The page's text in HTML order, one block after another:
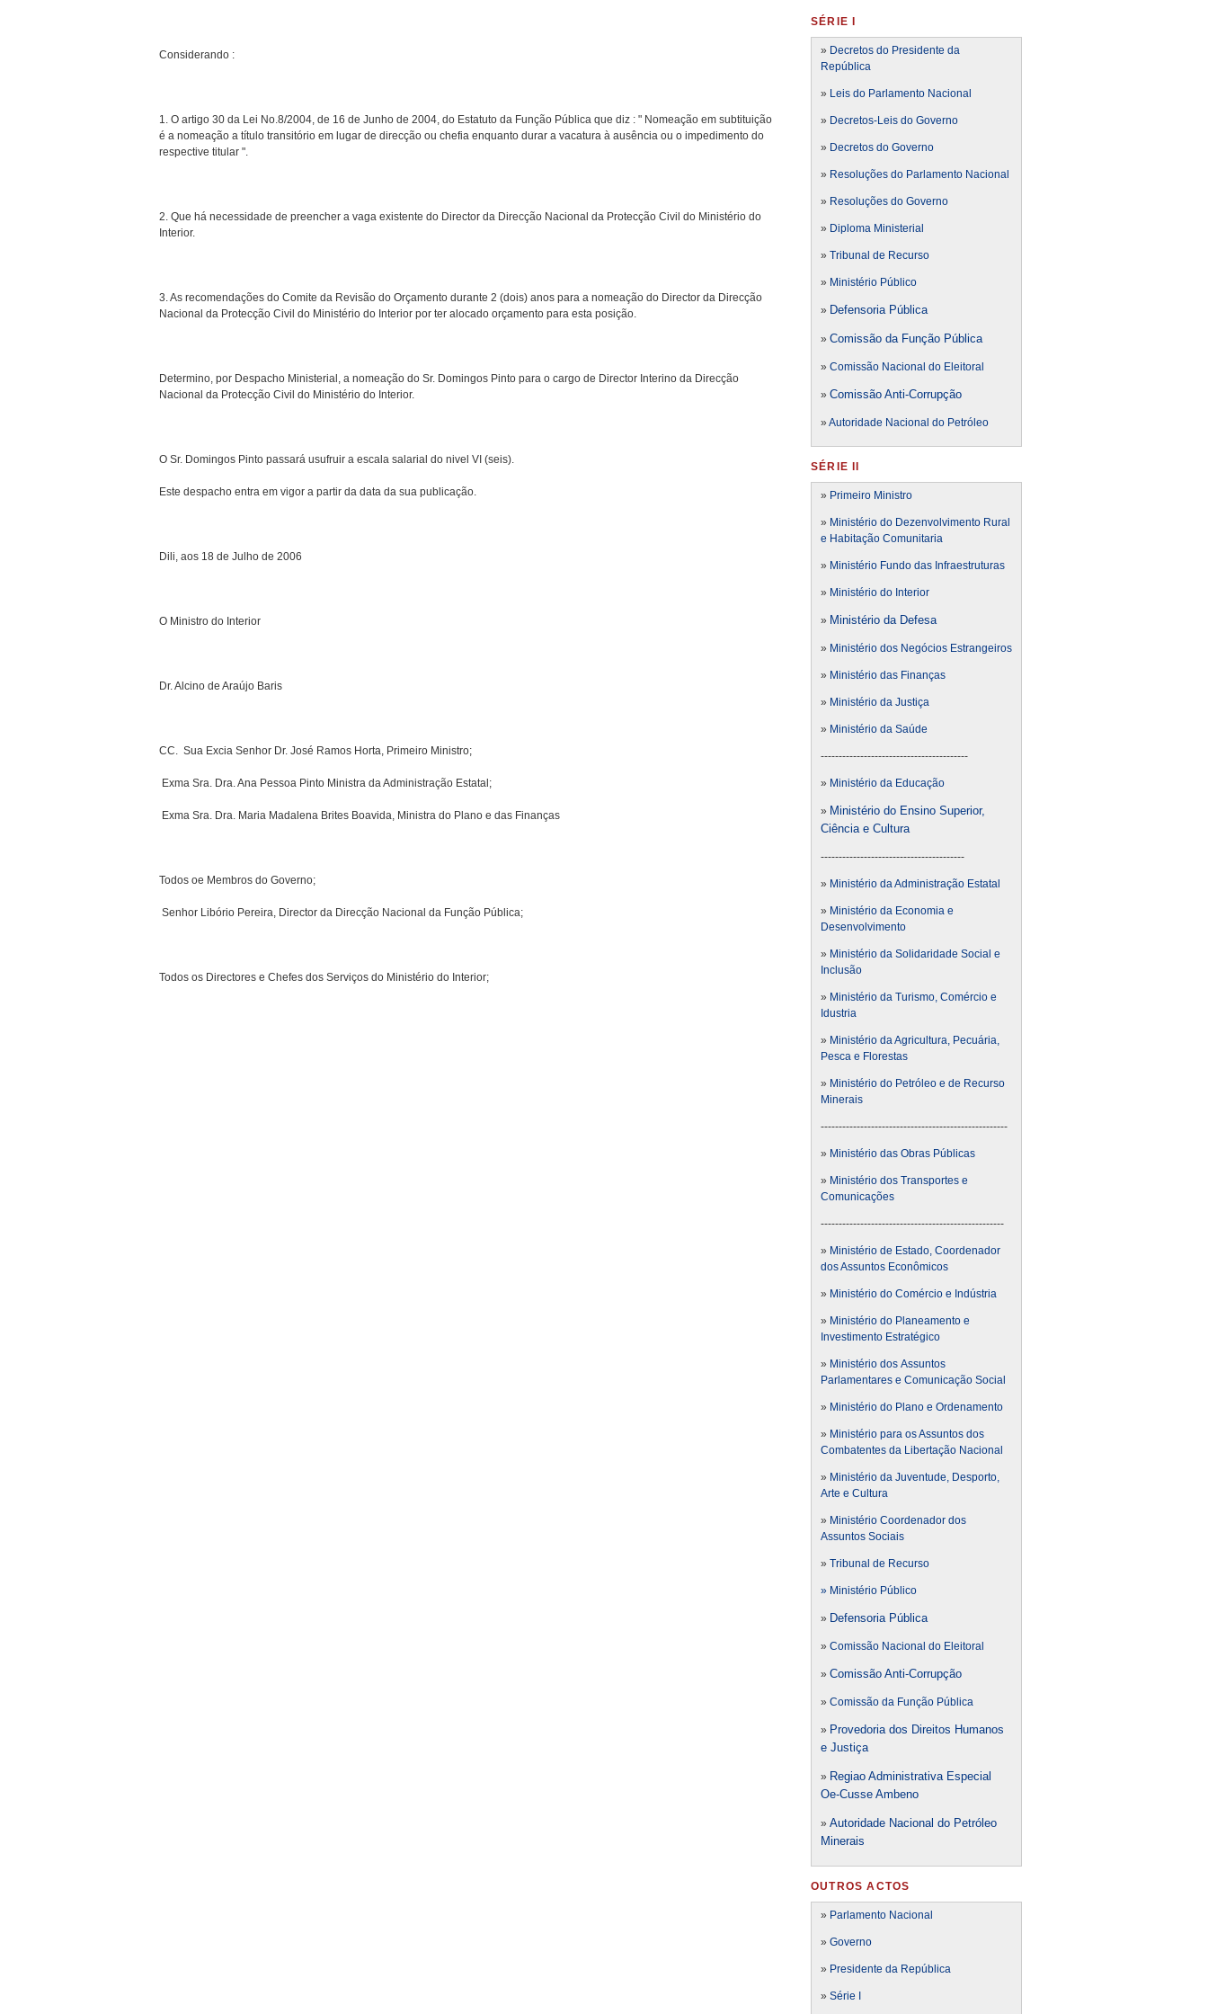
Considerando :
1. O artigo 30 da Lei No.8/2004, de 16 de Junho de 2004, do Estatuto da Função Pública que diz : " Nomeação em subtituição
é a nomeação a título transitório em lugar de direcção ou chefia enquanto durar a vacatura à ausência ou o impedimento do
respective titular ".
2. Que há necessidade de preencher a vaga existente do Director da Direcção Nacional da Protecção Civil do Ministério do
Interior.
3. As recomendações do Comite da Revisão do Orçamento durante 2 (dois) anos para a nomeação do Director da Direcção
Nacional da Protecção Civil do Ministério do Interior por ter alocado orçamento para esta posição.
Determino, por Despacho Ministerial, a nomeação do Sr. Domingos Pinto para o cargo de Director Interino da Direcção
Nacional da Protecção Civil do Ministério do Interior.
O Sr. Domingos Pinto passará usufruir a escala salarial do nivel VI (seis).
Este despacho entra em vigor a partir da data da sua publicação.
Dili, aos 18 de Julho de 2006
O Ministro do Interior
Dr. Alcino de Araújo Baris
CC. ­ Sua Excia Senhor Dr. José Ramos Horta, Primeiro Mi­nistro;
­ Exma Sra. Dra. Ana Pessoa Pinto Ministra da Admi­nistração Estatal;
­ Exma Sra. Dra. Maria Madalena Brites Boavida, Ministra do Plano e das Finanças
Todos oe Membros do Governo;
­ Senhor Libório Pereira, Director da Direcção Nacional da Função Pública;
Todos os Directores e Chefes dos Serviços do Minis­tério do Interior;
SÉRIE I
» Decretos do Presidente da
República
» Leis do Parlamento Nacional
» Decretos-Leis do Governo
» Decretos do Governo
» Resoluções do Parlamento Nacional
» Resoluções do Governo
» Diploma Ministerial
» Tribunal de Recurso
» Ministério Público
» Defensoria Pública
» Comissão da Função Pública
» Comissão Nacional do Eleitoral
» Comissão Anti-Corrupção
» Autoridade Nacional do Petróleo
SÉRIE II
» Primeiro Ministro
» Ministério do Dezenvolvimento Rural
e Habitação Comunitaria
» Ministério Fundo das Infraestruturas
» Ministério do Interior
» Ministério da Defesa
» Ministério dos Negócios Estrangeiros
» Ministério das Finanças
» Ministério da Justiça
» Ministério da Saúde
-----------------------------------------
» Ministério da Educação
» Ministério do Ensino Superior,
Ciência e Cultura
----------------------------------------
» Ministério da Administração Estatal
» Ministério da Economia e
Desenvolvimento
» Ministério da Solidaridade Social e
Inclusão
» Ministério da Turismo, Comércio e
Idustria
» Ministério da Agricultura, Pecuária,
Pesca e Florestas
» Ministério do Petróleo e de Recurso
Minerais
----------------------------------------------------
» Ministério das Obras Públicas
» Ministério dos Transportes e
Comunicações
---------------------------------------------------
» Ministério de Estado, Coordenador
dos Assuntos Econômicos
» Ministério do Comércio e Indústria
» Ministério do Planeamento e
Investimento Estratégico
» Ministério dos Assuntos
Parlamentares e Comunicação Social
» Ministério do Plano e Ordenamento
» Ministério para os Assuntos dos
Combatentes da Libertação Nacional
» Ministério da Juventude, Desporto,
Arte e Cultura
» Ministério Coordenador dos
Assuntos Sociais
» Tribunal de Recurso
» Ministério Público
» Defensoria Pública
» Comissão Nacional do Eleitoral
» Comissão Anti-Corrupção
» Comissão da Função Pública
» Provedoria dos Direitos Humanos
e Justiça
» Regiao Administrativa Especial
Oe-Cusse Ambeno
» Autoridade Nacional do Petróleo
Minerais
OUTROS ACTOS
» Parlamento Nacional
» Governo
» Presidente da República
» Série I